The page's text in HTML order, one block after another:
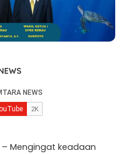
– Mengingat keadaan